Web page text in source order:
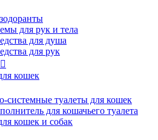
для рук и тела
для душа
для рук

кошек
системные туалеты для кошек
для кошачьего туалета
кошек и собак